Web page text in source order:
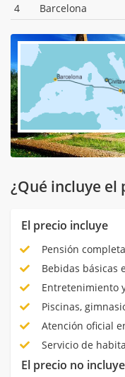
4
Barcelona
¿Qué incluye el
El precio incluye
Pensión
Bebidas básicas
Entretenimiento
Piscinas,
Atención oficial
Servicio de
El precio no incluye